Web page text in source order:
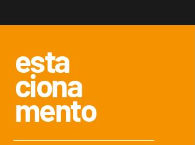
esta
ciona
mento